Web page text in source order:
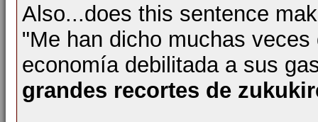
Also...does this sentence
"Me han dicho muchas
economía debilitada a sus
grandes recortes de